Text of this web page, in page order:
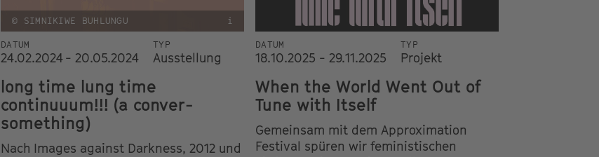
© SIMNIKIWE BUHLUNGU i
DATUM
24.02.2024 - 20.05.2024
TYP
Ausstellung
long time lung time
continuuum!!! (a conver-
something)
Nach Images against Darkness, 2012 und
DATUM
18.10.2025 - 29.11.2025
TYP
Projekt
When the World Went Out of
Tune with Itself
Gemeinsam mit dem Approximation
Festival spüren wir feministischen